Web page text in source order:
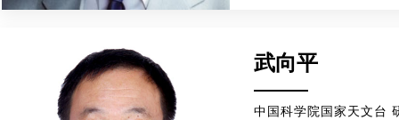
和关键技术研究中获
成功主持综合实验研
技术问题，使我国新
世界先进行列。其科
武向平
中国科学院国家天文台